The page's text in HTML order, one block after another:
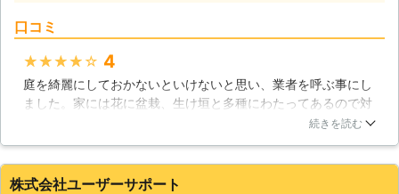
れないのです。そんな時には私たちに
ご依頼下さい。庭仕事ができない皆さ
まに代わって庭の管理を行います。で
きない方だけでなく、より良い庭を目
指す方もどうぞ造園業者の実力をご覧
下さい。 【剪定も今市造園へ！】 庭
口コミ
★★★★★ 4
庭を綺麗にしておかないといけないと思い、業者を呼ぶ事にし
ました。家には花に盆栽、生け垣と多種にわたってあるので対
応できるところがあるのかなと探していたら今市造園さんがや
最後は掃除までしてもらえたので満足でした！
続きを読む
株式会社ユーザーサポート